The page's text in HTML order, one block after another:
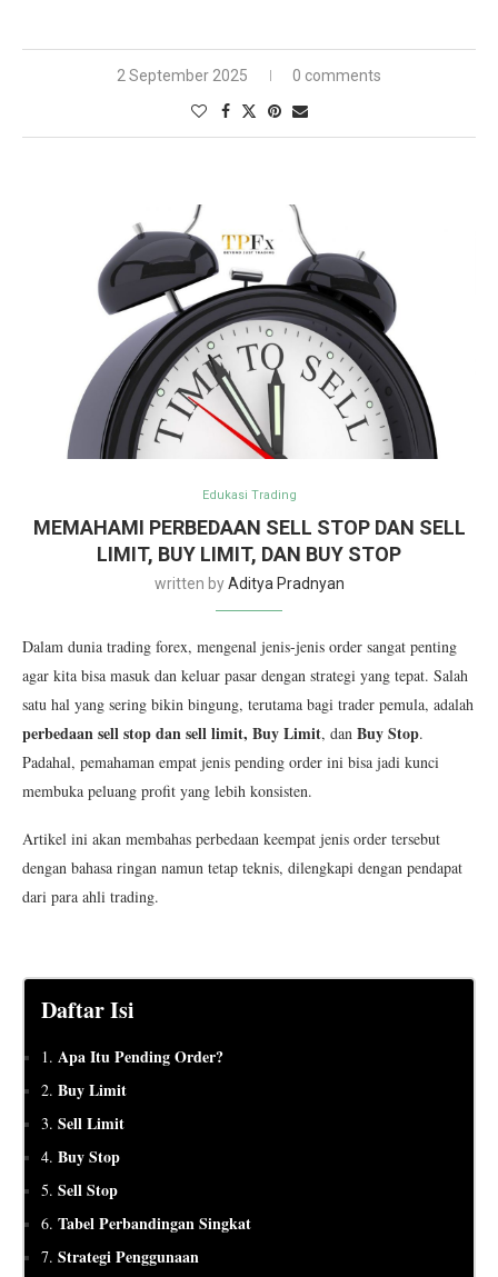
2 September 2025 0 comments
Edukasi Trading
MEMAHAMI PERBEDAAN SELL STOP DAN SELL
LIMIT, BUY LIMIT, DAN BUY STOP
written byAditya Pradnyan
Dalam dunia trading forex, mengenal jenis-jenis order sangat penting
agar kita bisa masuk dan keluar pasar dengan strategi yang tepat. Salah
satu hal yang sering bikin bingung, terutama bagi trader pemula, adalah
perbedaan sell stop dan sell limit, Buy Limit, dan Buy Stop.
Padahal, pemahaman empat jenis pending order ini bisa jadi kunci
membuka peluang profit yang lebih konsisten.
Artikel ini akan membahas perbedaan keempat jenis order tersebut
dengan bahasa ringan namun tetap teknis, dilengkapi dengan pendapat
dari para ahli trading.
Daftar Isi
1. Apa Itu Pending Order?
2. Buy Limit
3. Sell Limit
4. Buy Stop
5. Sell Stop
6. Tabel Perbandingan Singkat
7. Strategi Penggunaan